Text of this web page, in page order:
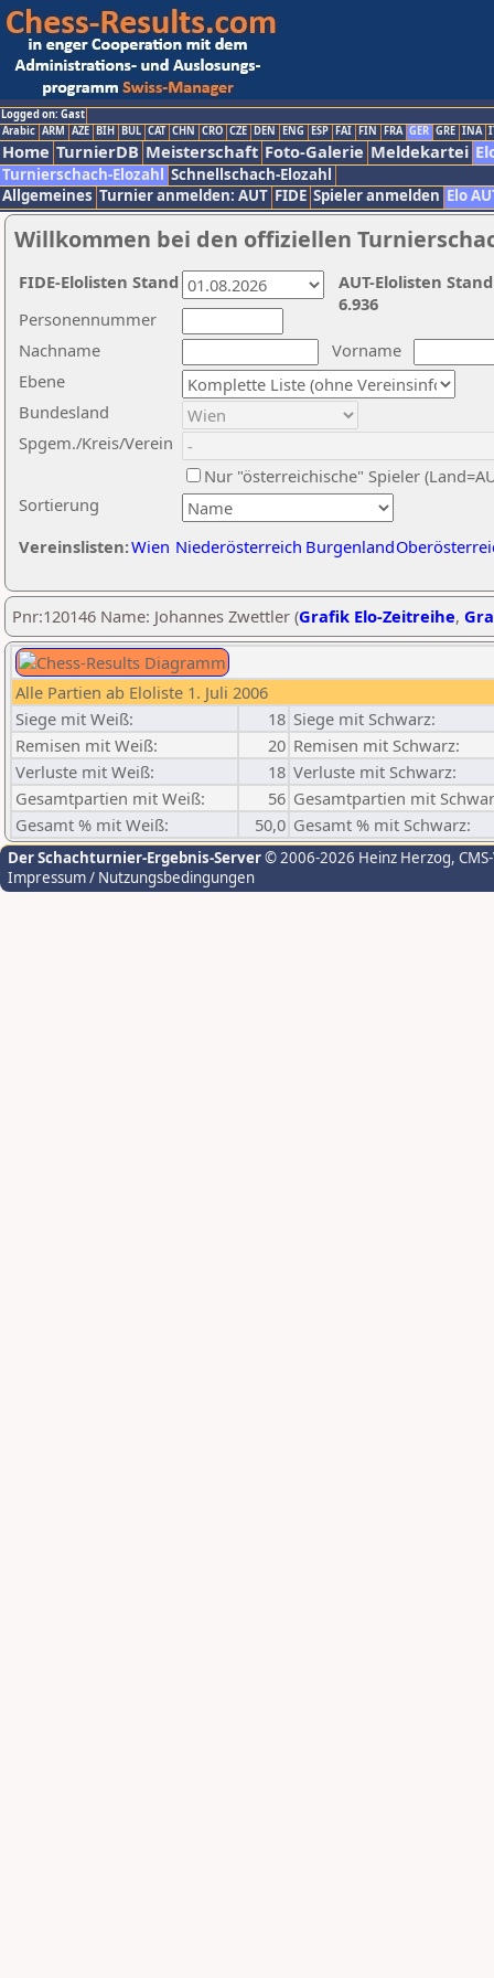
Logged on: Gast
Arabic ARM AZE BIH BUL CAT CHN CRO CZE DEN ENG ESP FAI FIN FRA GER GRE INA
Home TurnierDB Meisterschaft Foto-Galerie Meldekartei
Turnierschach-Elozahl Schnellschach-Elozahl
Allgemeines Turnier anmelden: AUT FIDE Spieler anmelden Elo
Willkommen bei den offiziellen
Nachname
Vorname
Ebene
Sortierung
Personennummer
Bundesland
Spgem./Kreis/Verein
Nur "österreichische" Spieler
Vereinslisten:Wien Niederösterreich Burgenland
AUT-Elolisten
6.936
FIDE-Elolisten Stand
Pnr:120146 Name: Johannes Zwettler (Grafik Elo-Zeitreihe,
Alle Partien ab Eloliste 1. Juli 2006
Siege mit Weiß:
18 Siege mit Schwarz:
Remisen mit Weiß:
20 Remisen mit Schwarz:
Verluste mit Weiß:
18 Verluste mit Schwarz:
Gesamtpartien mit Weiß:
56 Gesamtpartien mit
Gesamt % mit Weiß:
50,0 Gesamt % mit Schwarz:
Der Schachturnier-Ergebnis-Server© 2006-2026 Heinz Herzog,
Impressum / Nutzungsbedingungen